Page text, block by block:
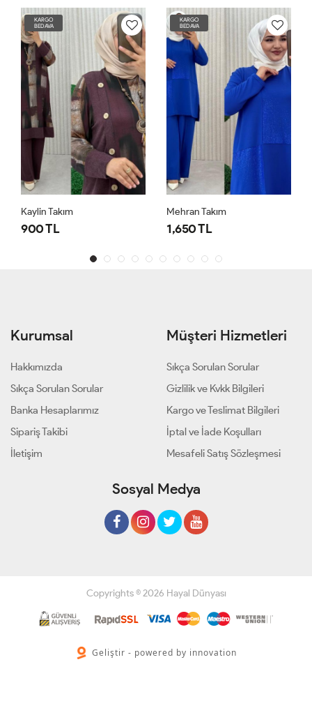
KARGO
BEDAVA
Kaylin Takım
900 TL
KARGO
BEDAVA
Mehran Takım
1,650 TL
Kurumsal
Hakkımızda
Sıkça Sorulan Sorular
Banka Hesaplarımız
Sipariş Takibi
İletişim
Müşteri Hizmetleri
Sıkça Sorulan Sorular
Gizlilik ve Kvkk Bilgileri
Kargo ve Teslimat Bilgileri
İptal ve İade Koşulları
Mesafeli Satış Sözleşmesi
Sosyal Medya
Copyrights © 2026 Hayal Dünyası
Geliştir - powered by innovation